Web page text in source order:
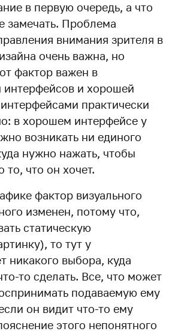
в первую очередь, а что
замечать. Проблема
внимания зрителя в
очень важна, но
фактор важен в
интерфейсов и хорошей
практически
в хорошем интерфейсе у
возникать ни единого
нужно нажать, чтобы
то, что он хочет.
фактор визуального
изменен, потому что,
статическую
то тут у
никакого выбора, куда
то сделать. Все, что может
подаваемую ему
он видит что-то ему
этого непонятного